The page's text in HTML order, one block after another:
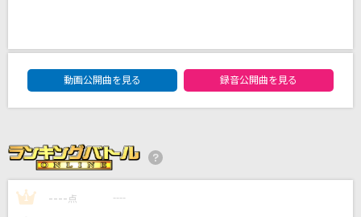
中島みゆき
浦島太郎(桐谷健太)
[生音]青と夏
Mrs. GREEN APPLE
DAM★ともボーカルエントリーランキング
動画公開曲を見る
録音公開曲を見る
1 ---- 点 ----